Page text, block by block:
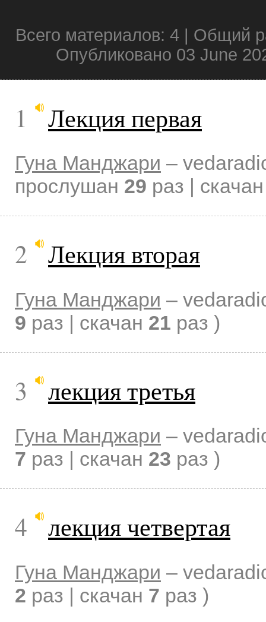
Всего материалов: 4 | Общий
Опубликовано 03 June
1 Лекция первая
Гуна Манджари –
прослушан 29 раз |
2 Лекция вторая
Гуна Манджари –
9 раз | скачан 21 раз )
3 лекция третья
Гуна Манджари –
7 раз | скачан 23 раз )
4 лекция четвертая
Гуна Манджари –
2 раз | скачан 7 раз )